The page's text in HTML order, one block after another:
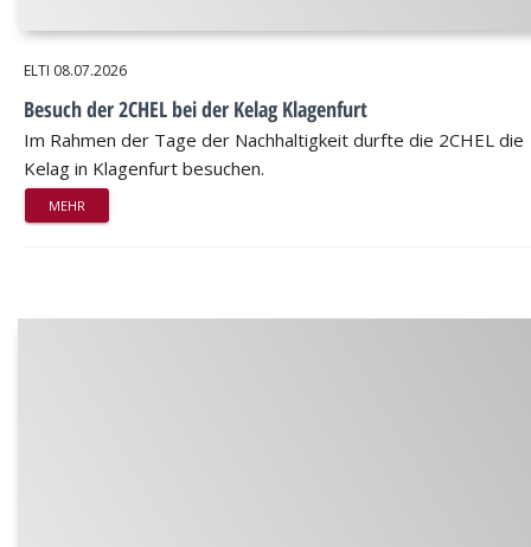
ELTI 08.07.2026
Besuch der 2CHEL bei der Kelag Klagenfurt
Im Rahmen der Tage der Nachhaltigkeit durfte die 2CHEL die
Kelag in Klagenfurt besuchen.
MEHR